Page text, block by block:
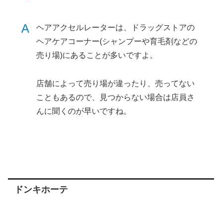
A
ヘアアクセルレーターは、ドラッグストアの
ヘアケアコーナー(シャンプーや育毛剤などの
売り場)にあることが多いですよ。
店舗によって売り場が違ったり、売ってない
こともあるので、見つからない場合は店員さ
んに聞くのが早いですね。
ドンキホーテ